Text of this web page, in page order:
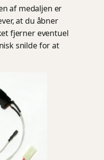
af medaljen er
at du åbner
fjerner eventuel
snilde for at